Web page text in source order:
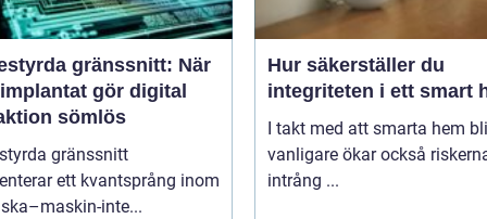
gränssnitt: När
gör digital
sömlös
gränssnitt
ett kvantsprång inom
inte...
Hur säkerställer du
integriteten i ett smart
I takt med att smarta hem
vanligare ökar också
intrång ...